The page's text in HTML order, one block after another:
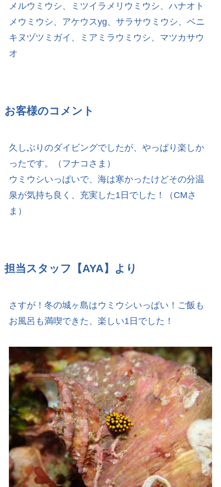
メルウミウシ、ミツイラメリウミウシ、ハナオト
メウミウシ、アケウスyg、サラサウミウシ、ベニ
キヌヅツミガイ、ミアミラウミウシ、マツカサウ
オ
お客様のコメント
久しぶりのダイビングでしたが、やっぱり楽しか
ったです。（フナコさま）
ウミウシいっぱいで、海は寒かったけどその分温
泉が気持ち良く、充実した1日でした！（CMさ
ま）
担当スタッフ【AYA】より
さすが！冬の城ヶ島はウミウシいっぱい！ご飯も
お風呂も満喫できた、楽しい1日でした！